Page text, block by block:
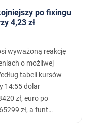
po fixingu
4,23 zł
wyważoną reakcję
o możliwej
tabeli kursów
14:55 dolar
zł, euro po
zł, a funt